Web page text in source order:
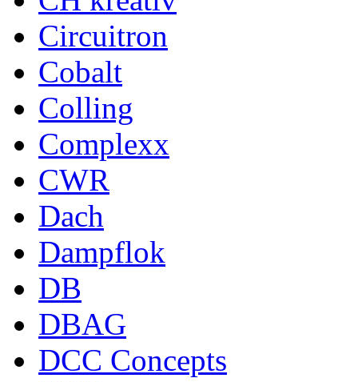
Circuitron
Cobalt
Colling
Complexx
CWR
Dach
Dampflok
DB
DBAG
DCC Concepts